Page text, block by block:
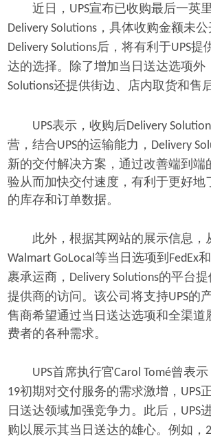
近日， UPS宣布已收购最后一英
Delivery Solutions ，具体收购金额未
Delivery Solutions后，将有利于UPS提
达的选择。除了增加当日送达选项外
Solutions还提供街边、店内取货和售
UPS表示，收购后Delivery
营，结合UPS的运输能力， Delivery
新的交付解决方案，通过改善端到端
验从而加快交付速度，有利于更好地
的库存和订单数据。
此外，根据其网站的展示信息，
Walmart GoLocal等当日选项到 FedEx和
裹承运商， Delivery Solutions的平台
提供商的访问。该公司将支持UPS的
售商希望通过当日送达选项和全渠道
费者的各种需求。
UPS首席执行官Carol Tomé曾表
19初期对交付服务的需求激增， UPS
日送达领域加强竞争力。此后， UPS
购以展示其当日送达的雄心。例如，